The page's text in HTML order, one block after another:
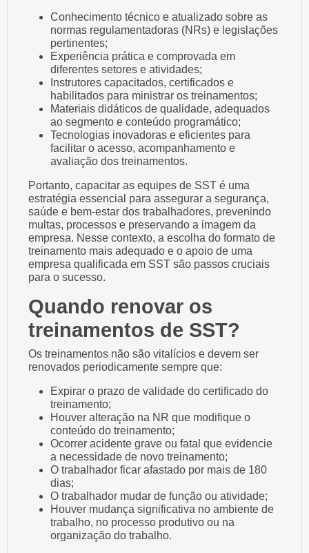
Conhecimento técnico e atualizado sobre as
normas regulamentadoras (NRs) e legislações
pertinentes;
Experiência prática e comprovada em
diferentes setores e atividades;
Instrutores capacitados, certificados e
habilitados para ministrar os treinamentos;
Materiais didáticos de qualidade, adequados
ao segmento e conteúdo programático;
Tecnologias inovadoras e eficientes para
facilitar o acesso, acompanhamento e
avaliação dos treinamentos.
Portanto, capacitar as equipes de SST é uma
estratégia essencial para assegurar a segurança,
saúde e bem-estar dos trabalhadores, prevenindo
multas, processos e preservando a imagem da
empresa. Nesse contexto, a escolha do formato de
treinamento mais adequado e o apoio de uma
empresa qualificada em SST são passos cruciais
para o sucesso.
Quando renovar os
treinamentos de SST?
Os treinamentos não são vitalícios e devem ser
renovados periodicamente sempre que:
Expirar o prazo de validade do certificado do
treinamento;
Houver alteração na NR que modifique o
conteúdo do treinamento;
Ocorrer acidente grave ou fatal que evidencie
a necessidade de novo treinamento;
O trabalhador ficar afastado por mais de 180
dias;
O trabalhador mudar de função ou atividade;
Houver mudança significativa no ambiente de
trabalho, no processo produtivo ou na
organização do trabalho.